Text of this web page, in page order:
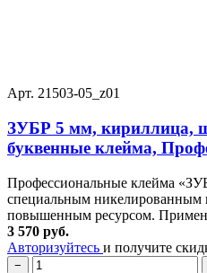
Арт. 21503-05_z01
ЗУБР 5 мм, кириллица,
буквенные клейма,
Профессиональные клейма
специальным никелированным
повышенным ресурсом.
3 570 руб.
Авторизуйтесь и получите
−